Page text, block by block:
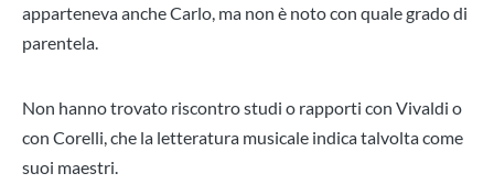
apparteneva anche Carlo, ma non è noto con quale grado di
parentela.
Non hanno trovato riscontro studi o rapporti con Vivaldi o
con Corelli, che la letteratura musicale indica talvolta come
suoi maestri.